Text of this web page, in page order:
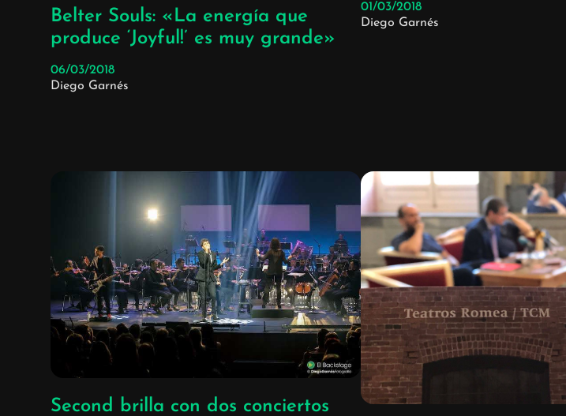
Belter Souls: «La energía que
produce ‘Joyful!’ es muy grande»
06/03/2018
Diego Garnés
01/03/2018
Diego Garnés
Second brilla con dos conciertos